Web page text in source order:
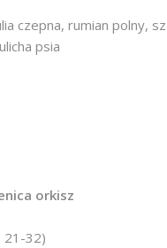
czepna, rumian polny,
psia
orkisz
21-32)